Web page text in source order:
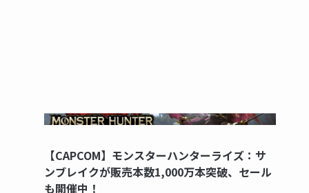
NOW PRINTING...
【CAPCOM】モンスターハンターライズ：サ
ンブレイクが販売本数1,000万本突破、セール
も開催中！